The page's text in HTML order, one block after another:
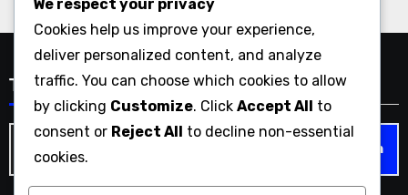
Търсене
Search
We respect your privacy
Cookies help us improve your experience,
deliver personalized content, and analyze
traffic. You can choose which cookies to allow
by clicking Customize. Click Accept All to
consent or Reject All to decline non-essential
cookies.